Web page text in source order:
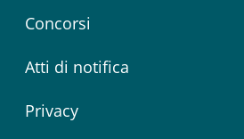
Concorsi
Atti di notifica
Privacy